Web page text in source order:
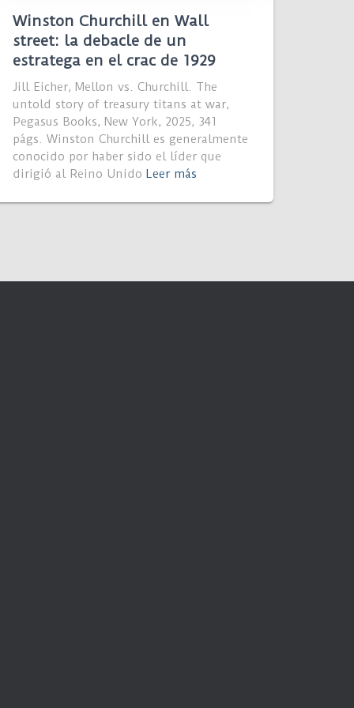
Winston Churchill en Wall
street: la debacle de un
estratega en el crac de 1929
Jill Eicher, Mellon vs. Churchill. The
untold story of treasury titans at war,
Pegasus Books, New York, 2025, 341
págs. Winston Churchill es generalmente
conocido por haber sido el líder que
dirigió al Reino Unido Leer más